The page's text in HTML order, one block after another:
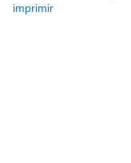
imprimir